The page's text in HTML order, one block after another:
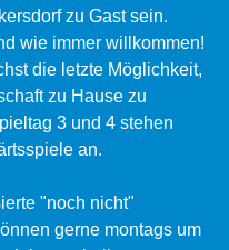
zu Gast sein.
wie immer willkommen!
die letzte Möglichkeit,
zu Hause zu
3 und 4 stehen
an.
"noch nicht"
gerne montags um